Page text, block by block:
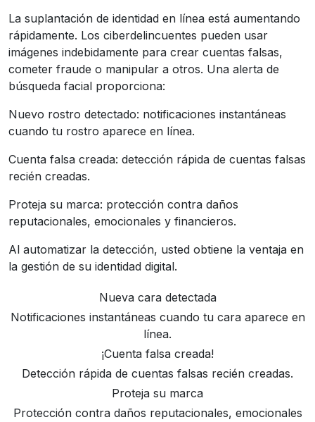
La suplantación de identidad en línea está aumentando
rápidamente. Los ciberdelincuentes pueden usar
imágenes indebidamente para crear cuentas falsas,
cometer fraude o manipular a otros. Una alerta de
búsqueda facial proporciona:
Nuevo rostro detectado: notificaciones instantáneas
cuando tu rostro aparece en línea.
Cuenta falsa creada: detección rápida de cuentas falsas
recién creadas.
Proteja su marca: protección contra daños
reputacionales, emocionales y financieros.
Al automatizar la detección, usted obtiene la ventaja en
la gestión de su identidad digital.
Nueva cara detectada
Notificaciones instantáneas cuando tu cara aparece en
línea.
¡Cuenta falsa creada!
Detección rápida de cuentas falsas recién creadas.
Proteja su marca
Protección contra daños reputacionales, emocionales